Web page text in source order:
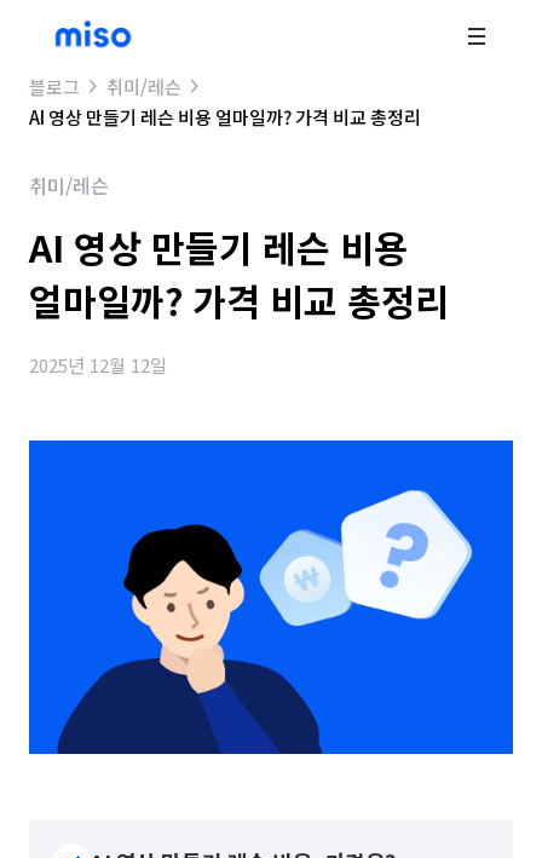
블로그
취미/레슨
AI 영상 만들기 레슨 비용 얼마일까? 가격 비교 총정리
취미/레슨
AI 영상 만들기 레슨 비용
얼마일까? 가격 비교 총정리
2025년 12월 12일